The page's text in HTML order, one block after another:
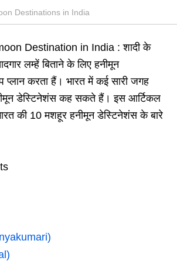
Destinations in India
Destination in India : शादी के
लम्हें बिताने के लिए हनीमून
प्लान करता हैं। भारत में कई सारी जगह
डेस्टिनेशंस कह सकते हैं। इस आर्टिकल
की 10 मशहूर हनीमून डेस्टिनेशंस के बारे